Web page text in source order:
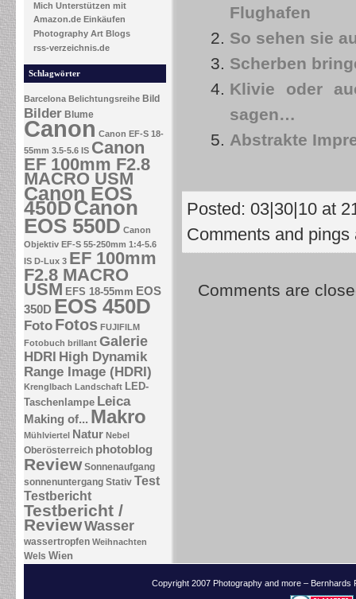
Mich Unterstützen mit
Amazon.de Einkäufen
Photography Art Blogs
rss-verzeichnis.de
Schlagwörter
Barcelona Belichtungsreihe Bild
Bilder Blume
Canon Canon EF-S 18-
55mm 3.5-5.6 IS Canon
EF 100mm F2.8
MACRO USM
Canon EOS
450DCanon
EOS 550D Canon
Objektiv EF-S 55-250mm 1:4-5.6
IS D-Lux 3 EF 100mm
F2.8 MACRO
USM EFS 18-55mm EOS
350D EOS 450D
Foto Fotos FUJIFILM
Fotobuch brillant Galerie
HDRI High Dynamik
Range Image (HDRI)
Krenglbach Landschaft LED-
Taschenlampe Leica
Making of... Makro
Mühlviertel Natur Nebel
Oberösterreich photoblog
Review Sonnenaufgang
sonnenuntergang Stativ Test
Testbericht
Testbericht /
ReviewWasser
wassertropfen Weihnachten
Wels Wien
Flughafen
So sehen sie
Scherben
Klivie oder
sagen…
Abstrakte
Posted: 03|30|10 at
Comments and
Comments are
Copyright 2007 Photography and more –